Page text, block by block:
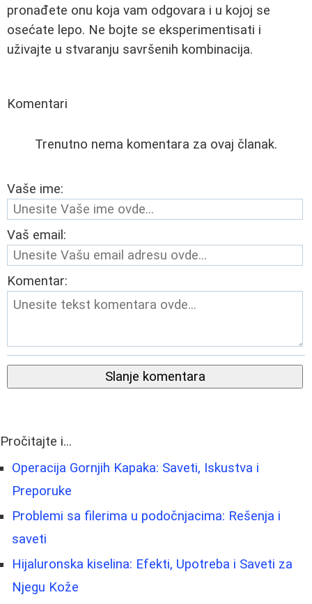
pronađete onu koja vam odgovara i u kojoj se
osećate lepo. Ne bojte se eksperimentisati i
uživajte u stvaranju savršenih kombinacija.
Komentari
Trenutno nema komentara za ovaj članak.
Vaše ime:
Vaš email:
Komentar:
Slanje komentara
Pročitajte i...
Operacija Gornjih Kapaka: Saveti, Iskustva i
Preporuke
Problemi sa filerima u podočnjacima: Rešenja i
saveti
Hijaluronska kiselina: Efekti, Upotreba i Saveti za
Njegu Kože